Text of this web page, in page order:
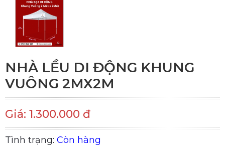
NHÀ LỀU DI ĐỘNG KHUNG
VUÔNG 2MX2M
Giá: 1.300.000 đ
Tình trạng: Còn hàng